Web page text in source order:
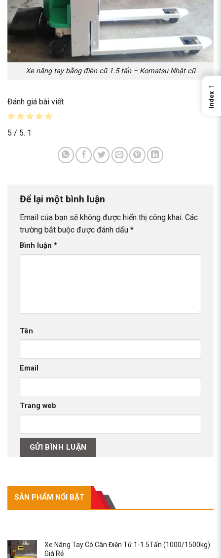
Xe nâng tay bằng điện cũ 1.5 tấn – Komatsu Nhật cũ
Đánh giá bài viết
5 / 5. 1
Để lại một bình luận
Email của bạn sẽ không được hiển thị công khai. Các
trường bắt buộc được đánh dấu *
Bình luận *
Tên
Email
Trang web
SẢN PHẨM NỔI BẬT
Xe Nâng Tay Có Cân Điện Tử 1-1.5Tấn (1000/1500kg)
Giá Rẻ
←
Index